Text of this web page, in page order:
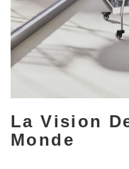
La Vision
Monde